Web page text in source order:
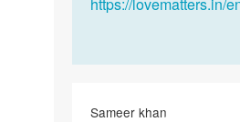
Sameer khan